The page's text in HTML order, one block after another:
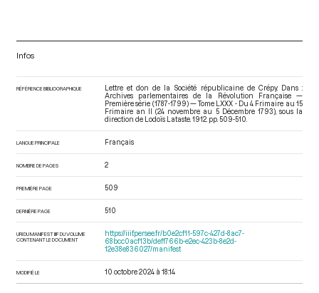
Infos
RÉFÉRENCE BIBLIOGRAPHIQUE
Lettre et don de la Société républicaine de Crépy. Dans :
Archives parlementaires de la Révolution Française —
Première série (1787-1799) — Tome LXXX - Du 4 Frimaire au 15
Frimaire an II (24 novembre au 5 Décembre 1793), sous la
direction de Lodoïs Lataste. 1912. pp. 509-510.
LANGUE PRINCIPALE Français
NOMBRE DE PAGES 2
PREMIÈRE PAGE 509
DERNIÈRE PAGE 510
URI DU MANIFEST IIIF DU VOLUME
CONTENANT LE DOCUMENT
https://iiif.persee.fr/b0e2cf11-597c-427d-8ac7-
68bcc0acf13b/deff766b-e2ec-423b-8e2d-
12e38e836027/manifest
MODIFIÉ LE 10 octobre 2024 à 18:14